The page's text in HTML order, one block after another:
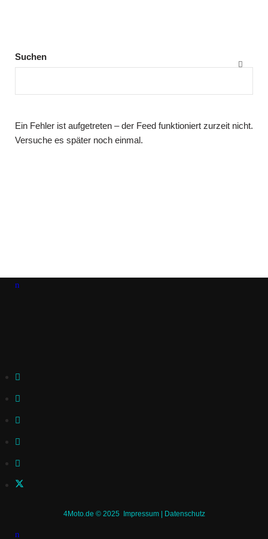
Suchen
Ein Fehler ist aufgetreten – der Feed funktioniert zurzeit nicht.
Versuche es später noch einmal.
4Moto.de © 2025 Impressum| Datenschutz